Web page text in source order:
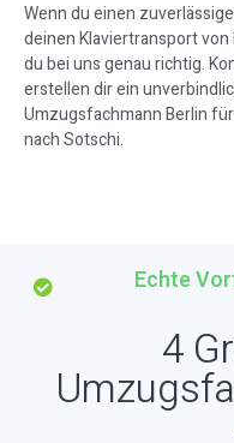
Wenn du einen
deinen Klaviertransport
du bei uns genau richtig.
erstellen dir ein
Umzugsfachmann Berlin
nach Sotschi.
Echte
4